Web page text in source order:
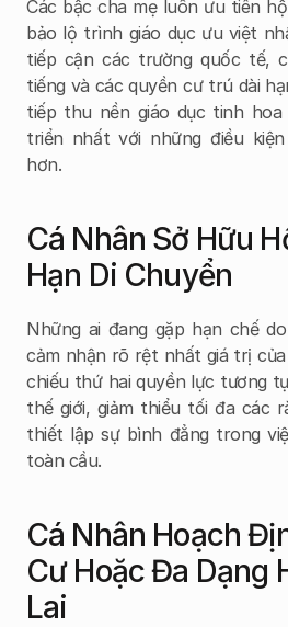
Các bậc cha mẹ luôn ưu tiên
bảo lộ trình giáo dục ưu việt
tiếp cận các trường quốc tế,
tiếng và các quyền cư trú dài
tiếp thu nền giáo dục tinh
triển nhất với những điều
hơn.
Cá Nhân Sở Hữu
Hạn Di Chuyển
Những ai đang gặp hạn chế
cảm nhận rõ rệt nhất giá trị
chiếu thứ hai quyền lực tương
thế giới, giảm thiểu tối đa các
thiết lập sự bình đẳng trong
toàn cầu.
Cá Nhân Hoạch
Cư Hoặc Đa Dạng
Lai